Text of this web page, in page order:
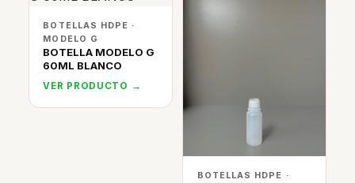
BOTELLAS HDPE ·
MODELO G
BOTELLA MODELO G
60ML BLANCO
VER PRODUCTO →
BOTELLAS HDPE ·